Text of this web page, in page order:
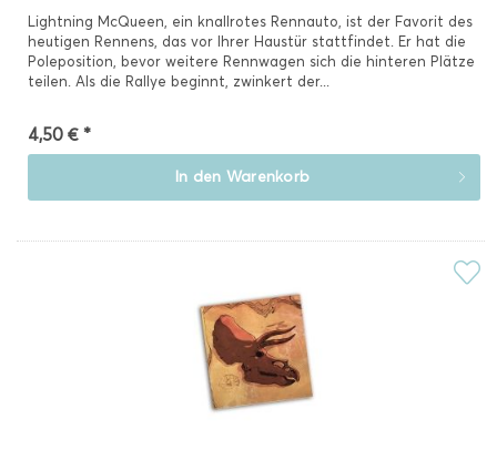
Lightning McQueen, ein knallrotes Rennauto, ist der Favorit des
heutigen Rennens, das vor Ihrer Haustür stattfindet. Er hat die
Poleposition, bevor weitere Rennwagen sich die hinteren Plätze
teilen. Als die Rallye beginnt, zwinkert der...
4,50 € *
In den Warenkorb